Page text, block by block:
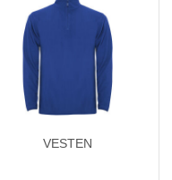
VESTEN